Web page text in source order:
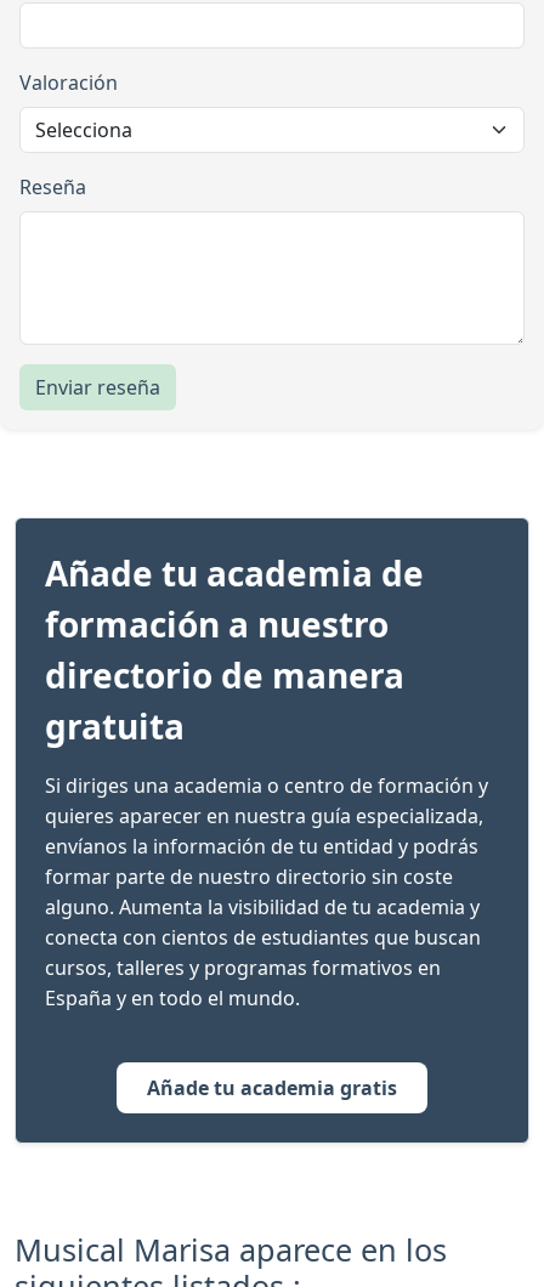
Valoración
Reseña
Enviar reseña
Añade tu academia de
formación a nuestro
directorio de manera
gratuita
Si diriges una academia o centro de formación y
quieres aparecer en nuestra guía especializada,
envíanos la información de tu entidad y podrás
formar parte de nuestro directorio sin coste
alguno. Aumenta la visibilidad de tu academia y
conecta con cientos de estudiantes que buscan
cursos, talleres y programas formativos en
España y en todo el mundo.
Añade tu academia gratis
Musical Marisa aparece en los